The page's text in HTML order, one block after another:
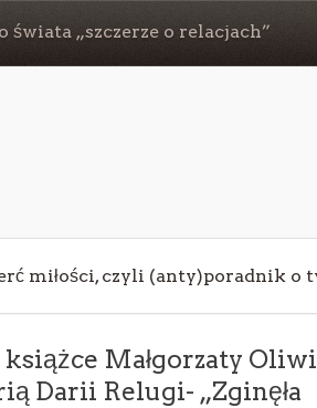
świata „szczerze o relacjach”
miłości, czyli (anty)poradnik o
Małgorzaty
Darii Relugi- „Zginęła